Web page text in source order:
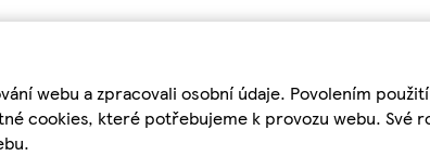
webu a zpracovali osobní údaje. Povolením
cookies, které potřebujeme k provozu webu. Své